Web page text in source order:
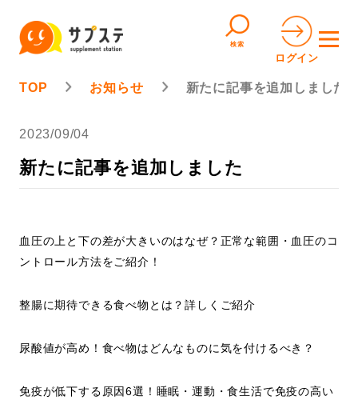
検索
ログイン
TOP お知らせ 新たに記事を追加しました
2023/09/04
新たに記事を追加しました
血圧の上と下の差が大きいのはなぜ？正常な範囲・血圧のコ
ントロール方法をご紹介！
整腸に期待できる食べ物とは？詳しくご紹介
尿酸値が高め！食べ物はどんなものに気を付けるべき？
免疫が低下する原因6選！睡眠・運動・食生活で免疫の高い